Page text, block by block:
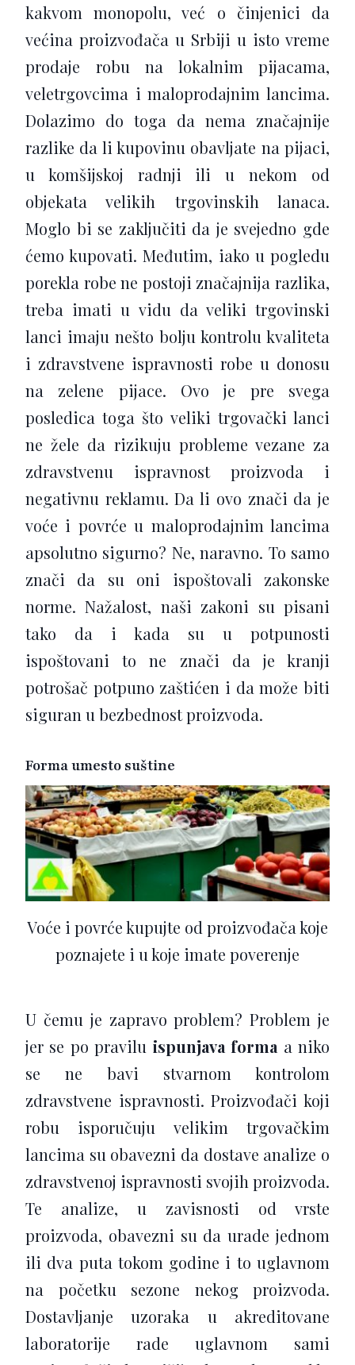
kakvom monopolu, već o činjenici da
većina proizvođača u Srbiji u isto vreme
prodaje robu na lokalnim pijacama,
veletrgovcima i maloprodajnim lancima.
Dolazimo do toga da nema značajnije
razlike da li kupovinu obavljate na pijaci,
u komšijskoj radnji ili u nekom od
objekata velikih trgovinskih lanaca.
Moglo bi se zaključiti da je svejedno gde
ćemo kupovati. Međutim, iako u pogledu
porekla robe ne postoji značajnija razlika,
treba imati u vidu da veliki trgovinski
lanci imaju nešto bolju kontrolu kvaliteta
i zdravstvene ispravnosti robe u donosu
na zelene pijace. Ovo je pre svega
posledica toga što veliki trgovački lanci
ne žele da rizikuju probleme vezane za
zdravstvenu ispravnost proizvoda i
negativnu reklamu. Da li ovo znači da je
voće i povrće u maloprodajnim lancima
apsolutno sigurno? Ne, naravno. To samo
znači da su oni ispoštovali zakonske
norme. Nažalost, naši zakoni su pisani
tako da i kada su u potpunosti
ispoštovani to ne znači da je kranji
potrošač potpuno zaštićen i da može biti
siguran u bezbednost proizvoda.
Forma umesto suštine
Voće i povrće kupujte od proizvođača koje
poznajete i u koje imate poverenje
U čemu je zapravo problem? Problem je
jer se po pravilu ispunjava forma a niko
se ne bavi stvarnom kontrolom
zdravstvene ispravnosti. Proizvođači koji
robu isporučuju velikim trgovačkim
lancima su obavezni da dostave analize o
zdravstvenoj ispravnosti svojih proizvoda.
Te analize, u zavisnosti od vrste
proizvoda, obavezni su da urade jednom
ili dva puta tokom godine i to uglavnom
na početku sezone nekog proizvoda.
Dostavljanje uzoraka u akreditovane
laboratorije rade uglavnom sami